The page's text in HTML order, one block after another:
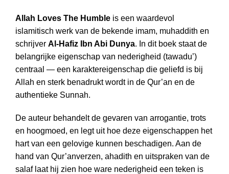
Allah Loves The Humble is een waardevol
islamitisch werk van de bekende imam, muhaddith en
schrijver Al-Hafiz Ibn Abi Dunya. In dit boek staat de
belangrijke eigenschap van nederigheid (tawadu’)
centraal — een karaktereigenschap die geliefd is bij
Allah en sterk benadrukt wordt in de Qur’an en de
authentieke Sunnah.
De auteur behandelt de gevaren van arrogantie, trots
en hoogmoed, en legt uit hoe deze eigenschappen het
hart van een gelovige kunnen beschadigen. Aan de
hand van Qur’anverzen, ahadith en uitspraken van de
salaf laat hij zien hoe ware nederigheid een teken is